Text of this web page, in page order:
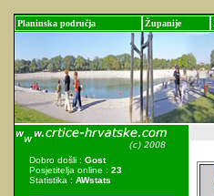
Planinska područja Županije
Dobro došli : Gost
Posjetitelja online : 23
Statistika : AWstats